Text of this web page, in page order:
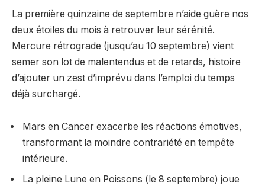
La première quinzaine de septembre n’aide guère nos
deux étoiles du mois à retrouver leur sérénité.
Mercure rétrograde (jusqu’au 10 septembre) vient
semer son lot de malentendus et de retards, histoire
d’ajouter un zest d’imprévu dans l’emploi du temps
déjà surchargé.
Mars en Cancer exacerbe les réactions émotives,
transformant la moindre contrariété en tempête
intérieure.
La pleine Lune en Poissons (le 8 septembre) joue